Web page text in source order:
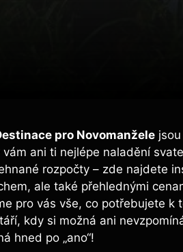
pro Novomanžele
ani ti nejlépe naladění
rozpočty – zde najdete
ale také přehlednými
pro vás vše, co potřebujete k
kdy si možná ani
hned po „ano“!